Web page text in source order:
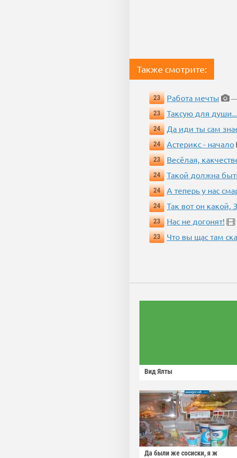
Также смотрите:
23 Работа мечты
—
23
Таксую для души...
24
Да иди ты сам
24
Астерикс - начало
23
Весёлая,
24
Такой должна
24
А теперь у нас
24
Так вот он какой,
23
Нас не догонят!
23
Что вы щас там
Вид Ялты
Да были же сосиски, я ж